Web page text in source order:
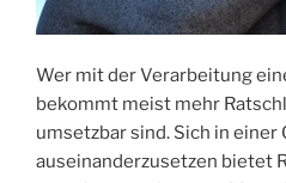
Wer mit der Verarbeitung
bekommt meist mehr
umsetzbar sind. Sich in
auseinanderzusetzen bietet